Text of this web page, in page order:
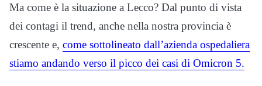
Ma come è la situazione a Lecco? Dal punto di vista
dei contagi il trend, anche nella nostra provincia è
crescente e, come sottolineato dall’azienda ospedaliera
stiamo andando verso il picco dei casi di Omicron 5.